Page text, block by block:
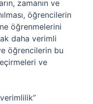
zamanın ve
öğrencilerin
öğrenmelerini
daha verimli
öğrencilerin bu
ve